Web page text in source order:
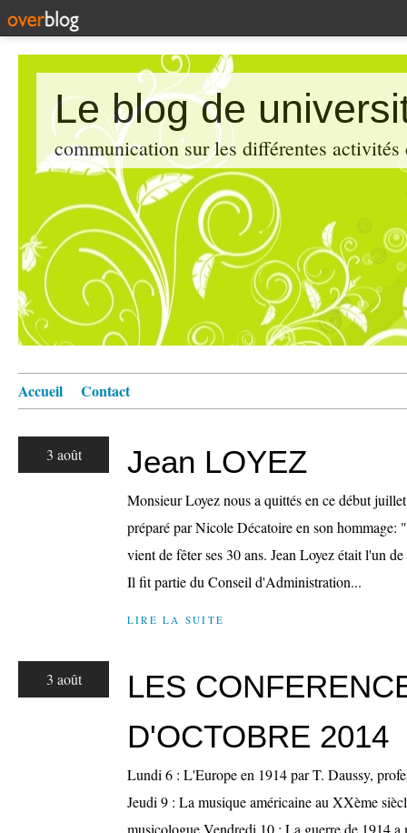
Le blog de
communication sur les différentes
Accueil Contact
3 août Jean LOYEZ
Monsieur Loyez nous a quittés en ce début
préparé par Nicole Décatoire en son
vient de fêter ses 30 ans. Jean Loyez était l'un
Il fit partie du Conseil d'Administration...
LIRE LA SUITE
3 août
LES
D'OCTOBRE 2014
Lundi 6 : L'Europe en 1914 par T. Daussy,
Jeudi 9 : La musique américaine au XXème
musicologue Vendredi 10 : La guerre de 1914 a